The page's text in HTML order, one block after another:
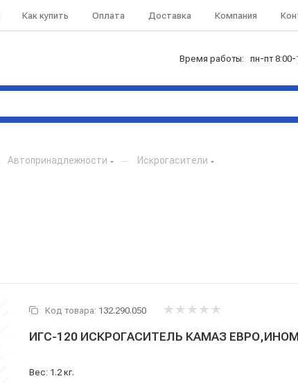
Как купить Оплата Доставка Компания
Время работы: пн-пт
Автопринадлежности — Искрогасители
Код товара: 132.290.050
ИГС-120 ИСКРОГАСИТЕЛЬ КАМАЗ
Вес: 1.2 кг.